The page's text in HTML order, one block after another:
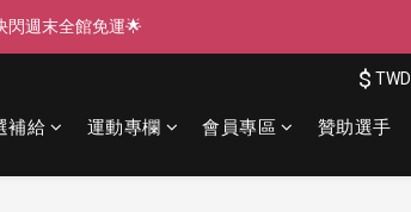
閃週末全館免運🌟
品任選2件88折🎁
閃週末全館免運🌟
$ TWD
補給 運動專欄 會員專區 贊助選手